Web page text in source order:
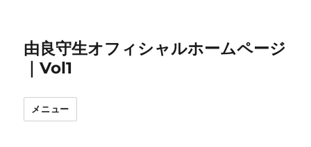
由良守生オフィシャルホームページ
｜Vol1
メニュー